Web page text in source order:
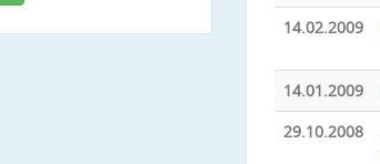
14.02.2009
14.01.2009
29.10.2008